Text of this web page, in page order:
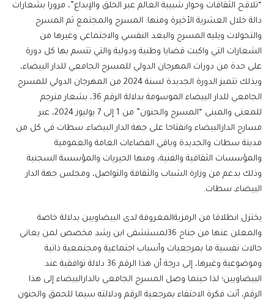
“تلاقح الثقافات وحوار شبيبة العالم عبر الخلق والإبداع”، مرورا بشعارات
دالة خلال العشرية الأخيرة ومنها: المسرح والمجتمع ثم المسرح
والتحولات ويليه المسرح والبعد النفسي والاجتماعي وغيرها من
الشعارات التي واكبت قضايا وطنية ودولية والتي تتسم بها كل دورة
على حدة من دورات المهرجان الدولي للمسرح الجامعي للدار البيضاء،
وبذلك تتميز الدورة الجديدة لسنة 2024 من المهرجان الدولي للمسرح
الجامعي للدار البيضاء الموسومة بدلالة الرقم 36، بشعار مترجم
للمعنى والمبنى “المسرح والجنون” من 1 إلى 7 يوليوز 2024، عبر
مسارح الدارالبيضاء وانفتاحا على جهة الدار البيضاءـ سطات في كل من
مدينة سطات والجديدة وباقي الفضاءات العامة والعمومية
والمؤسسات الثقافية والفنية، ومنها الخيريات والمؤسسة السجنية
وذلك بدعم من وزارة الشباب والثقافة والتواصل، ومجلس جهة الدار
البيضاءـ سطات.
يختزل انطلاقا من الرمزيةالمعروفة لدى البيضاويين بدلالة خاصة
والمعلن عنها من جناح 36لمستشفى ابن رشد مخصص لمن يعاني
حالات نفسية ما بمرجعيات وأسباب اجتماعية ومجتمعية ذاتية
وموضوعية وغيرها، إلى درجة أن هذا الرقم 36 دلالة توافقية عند
البيضاويين؛ لذا حينما وصل المسرح الجامعي بالدارالبيضاء إلى هذا
الرقم، أتت فكرة الاحتفاء بمرجعية الرقم ودلالته سيما للحمق والجنون